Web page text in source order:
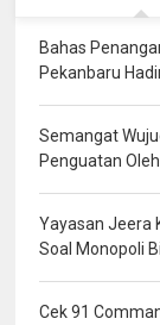
Bahas
Pekanbaru
Semangat
Penguatan
Yayasan Jeera
Soal Monopoli
Cek 91